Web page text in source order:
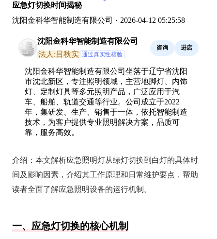
应急灯切换时间揭秘
沈阳金科华智能制造有限公司 · 2026-04-12 05:25:58
沈阳金科华智能制造有限公司
法人:吕秋实 通过真实性核验
咨询 进店
沈阳金科华智能制造有限公司坐落于辽宁省沈阳
市沈北新区，专注照明领域，主营地脚灯、内饰
灯、定制灯具等多元照明产品，广泛应用于汽
车、船舶、轨道交通等行业。公司成立于2022
年，集研发、生产、销售于一体，依托智能制造
技术，为客户提供专业照明解决方案，品质可
靠，服务高效。
介绍： 本文解析应急照明灯从绿灯切换到白灯的具体时
间及影响因素，介绍其工作原理和日常维护要点，帮助
读者全面了解应急照明设备的运行机制。
一、应急灯切换的核心机制